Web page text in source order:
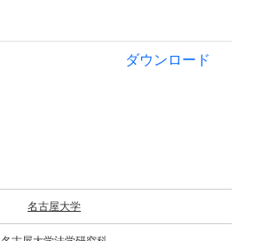
ダウンロード
名古屋大学